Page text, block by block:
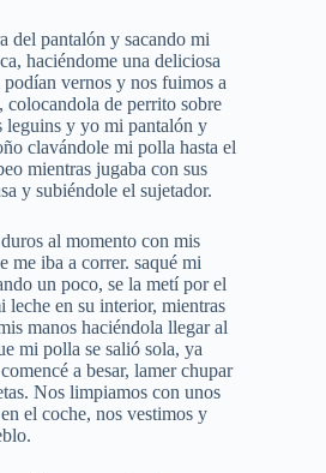
del pantalón y sacando mi
haciéndome una deliciosa
vernos y nos fuimos a
colocandola de perrito sobre
leguins y yo mi pantalón y
clavándole mi polla hasta el
mientras jugaba con sus
y subiéndole el sujetador.
al momento con mis
me iba a correr. saqué mi
un poco, se la metí por el
leche en su interior, mientras
manos haciéndola llegar al
mi polla se salió sola, ya
a besar, lamer chupar
Nos limpiamos con unos
el coche, nos vestimos y